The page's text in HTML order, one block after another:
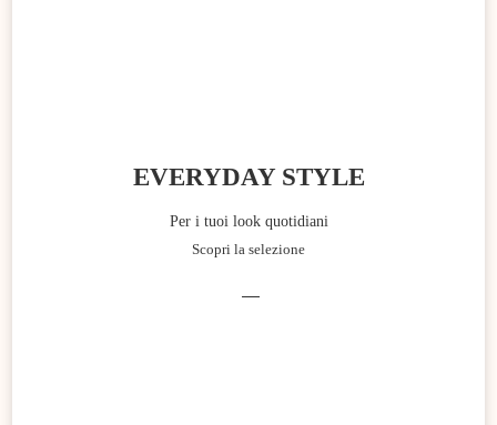
EVERYDAY STYLE
Per i tuoi look quotidiani
Scopri la selezione